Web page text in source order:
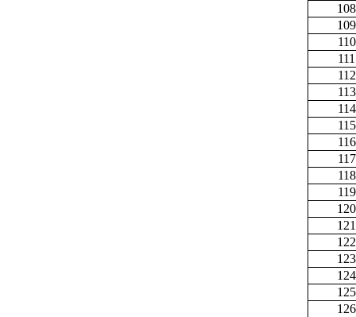
108
109
110
111
112
113
114
115
116
117
118
119
120
121
122
123
124
125
126